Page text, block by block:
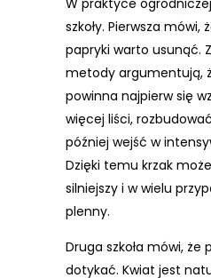
szkoły. Pierwsza mówi,
papryki warto usunąć.
metody argumentują,
powinna najpierw się
więcej liści,
później wejść w
Dzięki temu krzak
silniejszy i w wielu
plenny.
Druga szkoła mówi, że
dotykać. Kwiat jest